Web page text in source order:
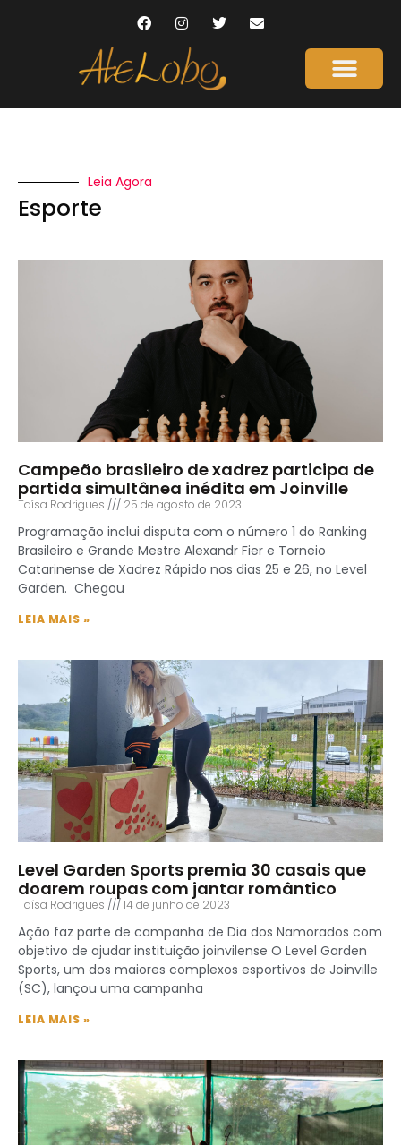
Leia Agora
Esporte
Campeão brasileiro de xadrez participa de
partida simultânea inédita em Joinville
Taísa Rodrigues 25 de agosto de 2023
Programação inclui disputa com o número 1 do Ranking
Brasileiro e Grande Mestre Alexandr Fier e Torneio
Catarinense de Xadrez Rápido nos dias 25 e 26, no Level
Garden. Chegou
LEIA MAIS »
Level Garden Sports premia 30 casais que
doarem roupas com jantar romântico
Taísa Rodrigues 14 de junho de 2023
Ação faz parte de campanha de Dia dos Namorados com
objetivo de ajudar instituição joinvilense O Level Garden
Sports, um dos maiores complexos esportivos de Joinville
(SC), lançou uma campanha
LEIA MAIS »